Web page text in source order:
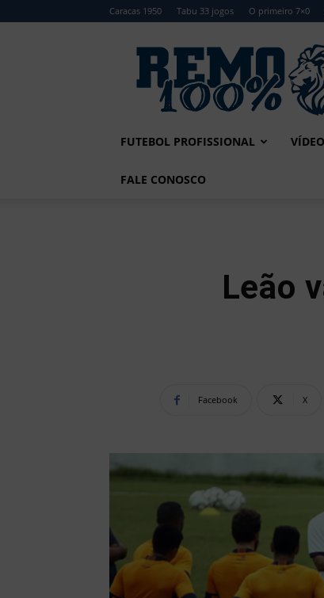
Caracas 1950 Tabu 33 jogos O primeiro 7×0
Remo
FUTEBOL PROFISSIONAL
FALE CONOSCO
Leão
Facebook X